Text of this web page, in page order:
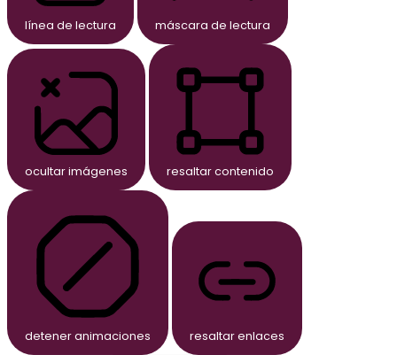
línea de lectura máscara de lectura
ocultar imágenes resaltar contenido
detener animaciones resaltar enlaces